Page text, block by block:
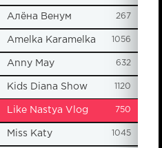
Алёна Венум 267
Amelka Karamelka 1056
Anny May 632
Kids Diana Show 1120
Like Nastya Vlog 750
Miss Katy 1045